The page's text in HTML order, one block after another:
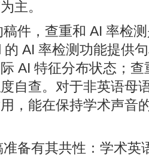
主。
件，查重和 AI 率检
AI 率检测功能提供
AI 特征分布状态；
自查。对于非英语母
，能在保持学术声音
备有其共性：学术英